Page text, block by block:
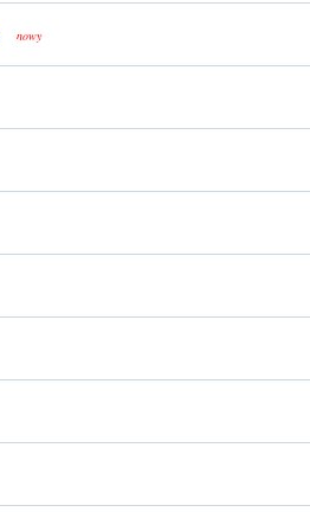
nowy